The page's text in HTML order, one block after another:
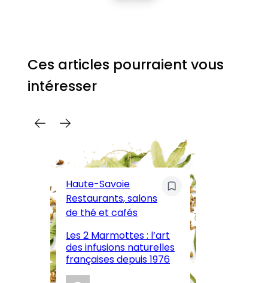
Ces articles pourraient vous
intéresser
Haute-Savoie
Restaurants, salons
de thé et cafés
Les 2 Marmottes : l’art
des infusions naturelles
françaises depuis 1976